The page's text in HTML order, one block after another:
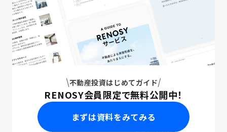
不動産投資はじめてガイド
RENOSY会員限定で無料公開中！
まずは資料をみてみる